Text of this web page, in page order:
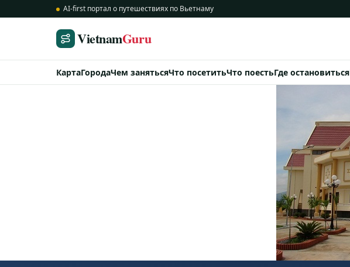
AI-first портал о путешествиях по Вьетнаму
VietnamGuru
КартаГородаЧем занятьсяЧто посетитьЧто поестьГде остановиться